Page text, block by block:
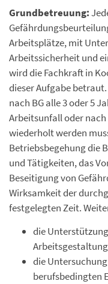
Grundbetreuung:
Arbeitsplätze, mit
Arbeitssicherheit und
wird die Fachkraft in
dieser Aufgabe
nach BG alle 3 oder 5
Arbeitsunfall oder
wiederholt werden
Betriebsbegehung die
und Tätigkeiten, das
Beseitigung von
Wirksamkeit der
festgelegten Zeit.
die
Arbeitsgestaltung
die
berufsbedingten